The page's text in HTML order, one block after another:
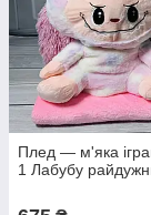
Плед — м'яка
1 Лабубу